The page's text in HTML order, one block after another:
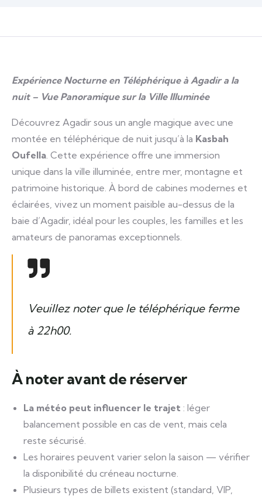
Expérience Nocturne en Téléphérique à Agadir a la
nuit – Vue Panoramique sur la Ville Illuminée
Découvrez Agadir sous un angle magique avec une
montée en téléphérique de nuit jusqu’à la Kasbah
Oufella . Cette expérience offre une immersion
unique dans la ville illuminée, entre mer, montagne et
patrimoine historique. À bord de cabines modernes et
éclairées, vivez un moment paisible au-dessus de la
baie d’Agadir, idéal pour les couples, les familles et les
amateurs de panoramas exceptionnels.
Veuillez noter que le téléphérique ferme
à 22h00.
À noter avant de réserver
La météo peut influencer le trajet : léger
balancement possible en cas de vent, mais cela
reste sécurisé.
Les horaires peuvent varier selon la saison — vérifier
la disponibilité du créneau nocturne.
Plusieurs types de billets existent (standard, VIP,